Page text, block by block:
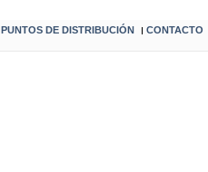
PUNTOS DE DISTRIBUCIÓN I CONTACTO